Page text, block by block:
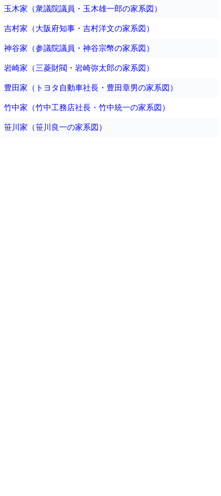
玉木家（衆議院議員・玉木雄一郎の家系図）
吉村家（大阪府知事・吉村洋文の家系図）
神谷家（参議院議員・神谷宗幣の家系図）
岩崎家（三菱財閥・岩崎弥太郎の家系図）
豊田家（トヨタ自動車社長・豊田章男の家系図）
竹中家（竹中工務店社長・竹中統一の家系図）
笹川家（笹川良一の家系図）